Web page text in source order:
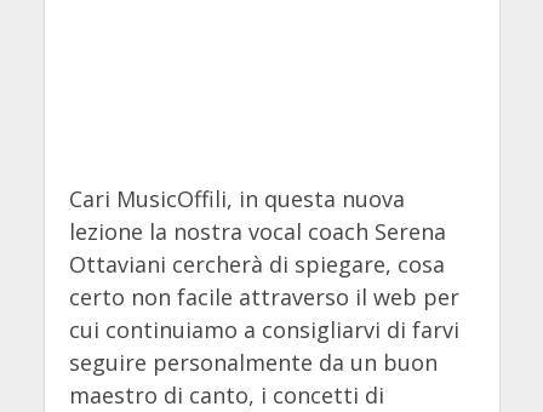
Cari MusicOffili, in questa nuova
lezione la nostra vocal coach Serena
Ottaviani cercherà di spiegare, cosa
certo non facile attraverso il web per
cui continuiamo a consigliarvi di farvi
seguire personalmente da un buon
maestro di canto, i concetti di